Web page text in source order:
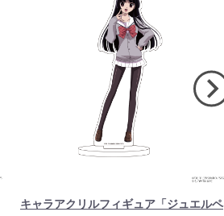
キャラアクリルフィギュア「ジュエルペ